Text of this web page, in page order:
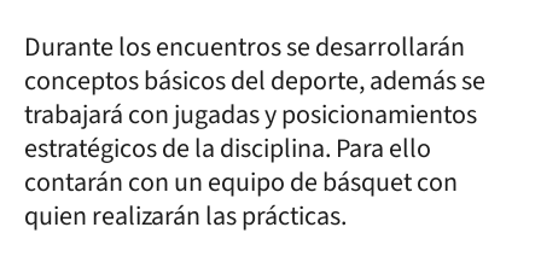
Durante los encuentros se desarrollarán
conceptos básicos del deporte, además se
trabajará con jugadas y posicionamientos
estratégicos de la disciplina. Para ello
contarán con un equipo de básquet con
quien realizarán las prácticas.